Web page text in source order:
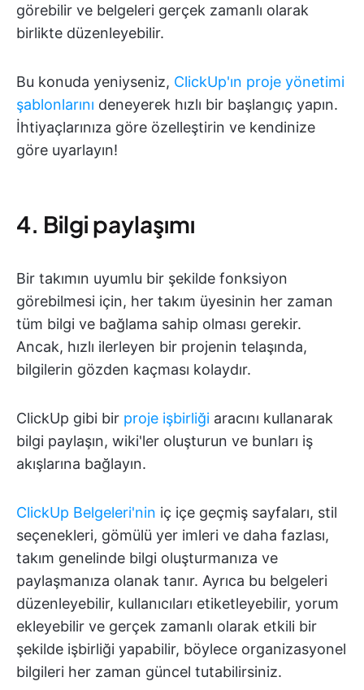
görebilir ve belgeleri gerçek zamanlı olarak
birlikte düzenleyebilir.
Bu konuda yeniyseniz, ClickUp'ın proje yönetimi
şablonlarını deneyerek hızlı bir başlangıç yapın.
İhtiyaçlarınıza göre özelleştirin ve kendinize
göre uyarlayın!
4. Bilgi paylaşımı
Bir takımın uyumlu bir şekilde fonksiyon
görebilmesi için, her takım üyesinin her zaman
tüm bilgi ve bağlama sahip olması gerekir.
Ancak, hızlı ilerleyen bir projenin telaşında,
bilgilerin gözden kaçması kolaydır.
ClickUp gibi bir proje işbirliği aracını kullanarak
bilgi paylaşın, wiki'ler oluşturun ve bunları iş
akışlarına bağlayın.
ClickUp Belgeleri'nin iç içe geçmiş sayfaları, stil
seçenekleri, gömülü yer imleri ve daha fazlası,
takım genelinde bilgi oluşturmanıza ve
paylaşmanıza olanak tanır. Ayrıca bu belgeleri
düzenleyebilir, kullanıcıları etiketleyebilir, yorum
ekleyebilir ve gerçek zamanlı olarak etkili bir
şekilde işbirliği yapabilir, böylece organizasyonel
bilgileri her zaman güncel tutabilirsiniz.